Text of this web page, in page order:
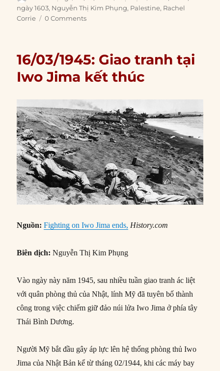
on
ngày 1603, Nguyễn Thị Kim Phụng, Palestine, Rachel
Corrie
0 Comments
16/03/1945: Giao tranh tại
Iwo Jima kết thúc
Nguồn:Fighting on Iwo Jima ends, History.com
Biên dịch: Nguyễn Thị Kim Phụng
Vào ngày này năm 1945, sau nhiều tuần giao tranh ác liệt
với quân phòng thủ của Nhật, lính Mỹ đã tuyên bố thành
công trong việc chiếm giữ đảo núi lửa Iwo Jima ở phía tây
Thái Bình Dương.
Người Mỹ bắt đầu gây áp lực lên hệ thống phòng thủ Iwo
Jima của Nhật Bản kể từ tháng 02/1944, khi các máy bay